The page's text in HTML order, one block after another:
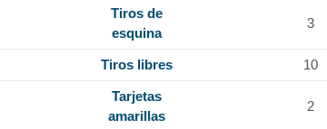
Tiros de
esquina
3
Tiros libres 10
Tarjetas
amarillas
2